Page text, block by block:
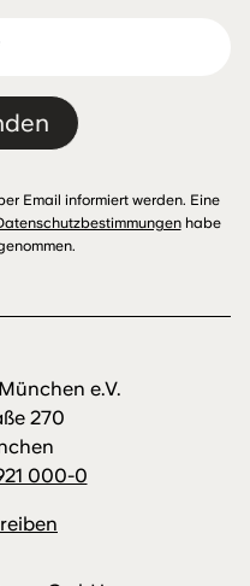
e.V.
270
000-0
Email informiert werden. Eine
habe